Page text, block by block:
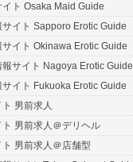
ト Osaka Maid Guide
イト Sapporo Erotic Guide
イト Okinawa Erotic Guide
サイト Nagoya Erotic Guide
イト Fukuoka Erotic Guide
男前求人
男前求人＠デリヘル
男前求人＠店舗型